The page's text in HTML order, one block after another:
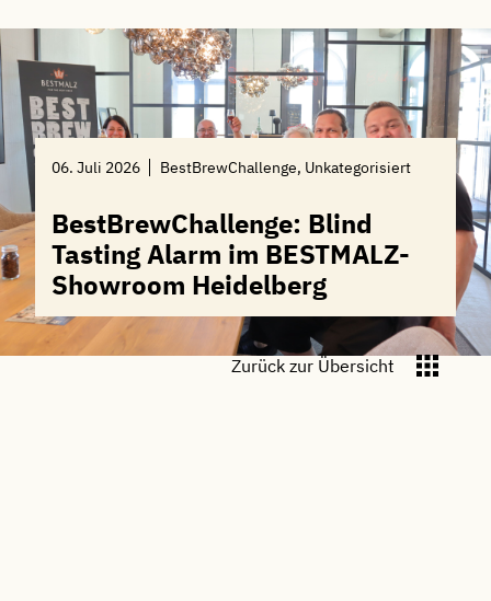
06. Juli 2026 BestBrewChallenge, Unkategorisiert
BestBrewChallenge: Blind
Tasting Alarm im BESTMALZ-
Showroom Heidelberg
Zurück zur Übersicht